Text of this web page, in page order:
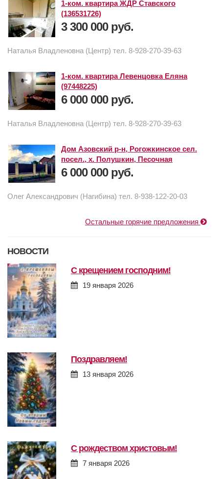
1-ком. квартира ЖДР Ставского
(136531726)
3 300 000 руб.
Наталья Владленовна (Центр) тел. 8-928-270-39-63
1-ком. квартира Левенцовка Еляна
(97448225)
6 000 000 руб.
Наталья Владленовна (Центр) тел. 8-928-270-39-63
Дом Азовский р-н, Рогожкинское сел.
посел., х. Полушкин, Песочная
6 000 000 руб.
Олег Александрович (Нагибина) тел. 8-938-122-20-03
Остальные горячие предложения
НОВОСТИ
с крещением господним!
19 января 2026
поздравляем!
13 января 2026
с рождеством христовым!
7 января 2026